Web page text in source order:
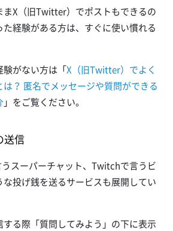
まX（旧Twitter）でポストもできるの
経験がある方は、すぐに使い慣れる
験がない方は「X（旧Twitter）でよく
？ 匿名でメッセージや質問ができる
」をご覧ください。
送信
スーパーチャット、Twitchで言うビ
投げ銭を送るサービスも展開してい
る際「質問してみよう」の下に表示